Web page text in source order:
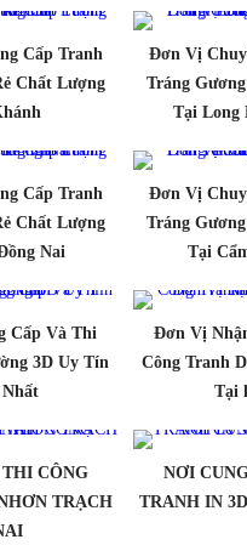
Cấp Tranh
Chất Lượng
Đơn Vị
Tráng
Tại Long
Cấp Tranh
Chất Lượng
Nai
Đơn Vị
Tráng
Tại
Cấp Và Thi
3D Uy Tín
Đơn Vị
Công Tranh
Tại
CÔNG
TRẠCH
NƠI
TRANH IN